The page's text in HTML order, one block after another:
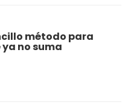
método para
no suma